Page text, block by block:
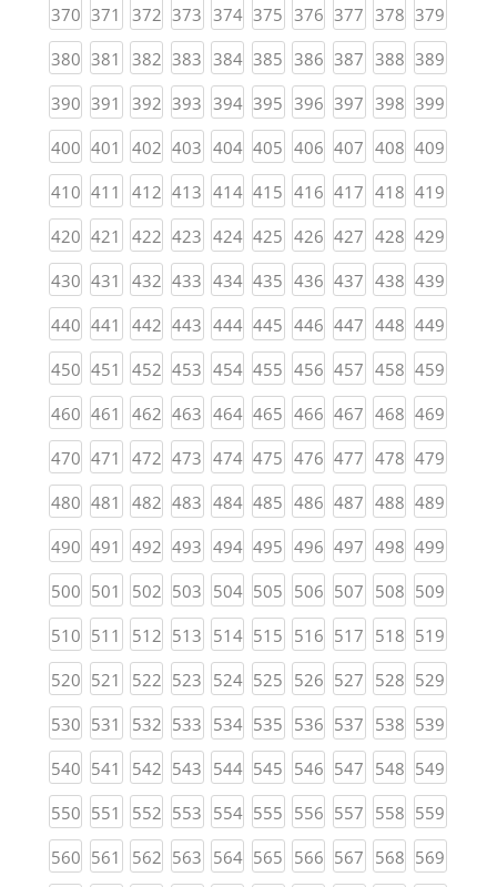
370(current)
371 (current)
372(current)
373 (current)
374(current)
375 (current)
376(current)
377 (current)
378(current)
379
380(current)
381 (current)
382(current)
383 (current)
384(current)
385 (current)
386(current)
387 (current)
388(current)
389
390(current)
391 (current)
392(current)
393 (current)
394(current)
395 (current)
396(current)
397 (current)
398(current)
399
400(current)
401 (current)
402(current)
403 (current)
404(current)
405 (current)
406(current)
407 (current)
408(current)
409
410(current)
411 (current)
412(current)
413 (current)
414(current)
415 (current)
416(current)
417 (current)
418(current)
419
420(current)
421 (current)
422(current)
423 (current)
424(current)
425 (current)
426(current)
427 (current)
428(current)
429
430(current)
431 (current)
432(current)
433 (current)
434(current)
435 (current)
436(current)
437 (current)
438(current)
439
440(current)
441 (current)
442(current)
443 (current)
444(current)
445 (current)
446(current)
447 (current)
448(current)
449
450(current)
451 (current)
452(current)
453 (current)
454(current)
455 (current)
456(current)
457 (current)
458(current)
459
460(current)
461 (current)
462(current)
463 (current)
464(current)
465 (current)
466(current)
467 (current)
468(current)
469
470(current)
471 (current)
472(current)
473 (current)
474(current)
475 (current)
476(current)
477 (current)
478(current)
479
480(current)
481 (current)
482(current)
483 (current)
484(current)
485 (current)
486(current)
487 (current)
488(current)
489
490(current)
491 (current)
492(current)
493 (current)
494(current)
495 (current)
496(current)
497 (current)
498(current)
499
500(current)
501 (current)
502(current)
503 (current)
504(current)
505 (current)
506(current)
507 (current)
508(current)
509
510(current)
511 (current)
512(current)
513 (current)
514(current)
515 (current)
516(current)
517 (current)
518(current)
519
520(current)
521 (current)
522(current)
523 (current)
524(current)
525 (current)
526(current)
527 (current)
528(current)
529
530(current)
531 (current)
532(current)
533 (current)
534(current)
535 (current)
536(current)
537 (current)
538(current)
539
540(current)
541 (current)
542(current)
543 (current)
544(current)
545 (current)
546(current)
547 (current)
548(current)
549
550(current)
551 (current)
552(current)
553 (current)
554(current)
555 (current)
556(current)
557 (current)
558(current)
559
560(current)
561 (current)
562(current)
563 (current)
564(current)
565 (current)
566(current)
567 (current)
568(current)
569